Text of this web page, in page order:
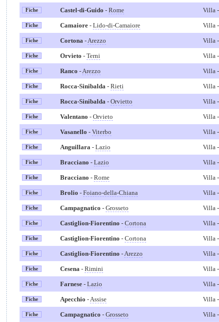
Fiche Castel-di-Guido - Rome Villa
Fiche Camaiore - Lido-di-Camaiore Villa
Fiche Cortona -Arezzo Villa
Fiche Orvieto - Terni Villa
Fiche Ranco -Arezzo Villa
Fiche Rocca-Sinibalda - Rieti Villa
Fiche Rocca-Sinibalda - Orvietto Villa
Fiche Valentano - Orvieto Villa
Fiche Vasanello - Viterbo Villa
Fiche Anguillara - Lazio Villa
Fiche Bracciano - Lazio Villa
Fiche Bracciano - Rome Villa
Fiche Brolio - Foiano-della-Chiana Villa
Fiche Campagnatico - Grosseto Villa
Fiche Castiglion-Fiorentino - Cortona Villa
Fiche Castiglion-Fiorentino - Cortona Villa
Fiche Castiglion-Fiorentino -Arezzo Villa
Fiche Cesena - Rimini Villa
Fiche Farnese - Lazio Villa
Fiche Apecchio -Assise Villa
Fiche Campagnatico - Grosseto Villa